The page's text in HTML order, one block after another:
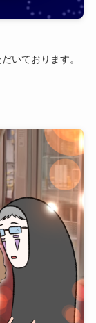
いております。